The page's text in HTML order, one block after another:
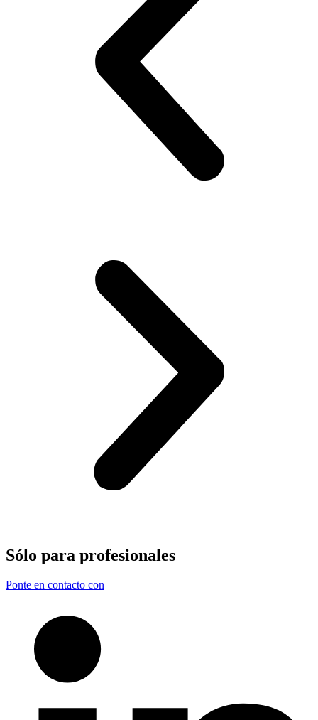
Sólo para profesionales
Ponte en contacto con